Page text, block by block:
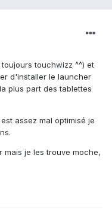
touchwizz ^^) et
d'installer le launcher
plus part des tablettes
assez mal optimisé je
je les trouve moche,